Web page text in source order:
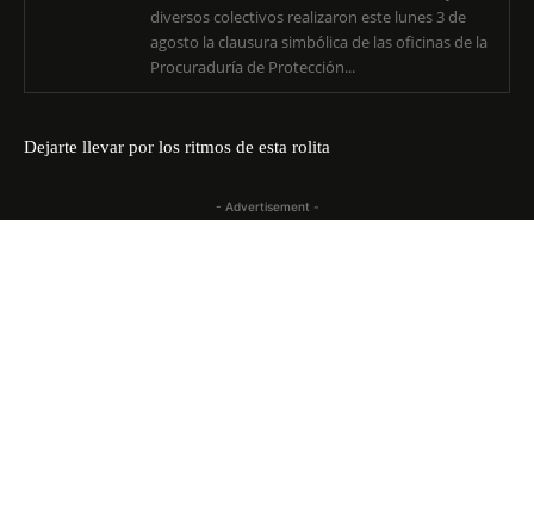
diversos colectivos realizaron este lunes 3 de
agosto la clausura simbólica de las oficinas de la
Procuraduría de Protección...
Dejarte llevar por los ritmos de esta rolita
- Advertisement -